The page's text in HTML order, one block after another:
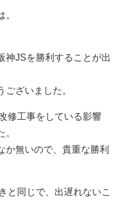
。
神JSを勝利することが出
ございました。
修工事をしている影響
か無いので、貴重な勝利
と同じで、出遅れないこ